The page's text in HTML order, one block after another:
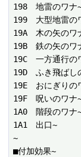
198　地雷のワナ
199　大型地雷の
19A　木の矢のワ
19B　鉄の矢のワ
19C　一方通行の
19D　ふき飛ばし
19E　おにぎりの
19F　呪いのワナ
1A0　階段のワナ
1A1　出口~
~
■付加効果~